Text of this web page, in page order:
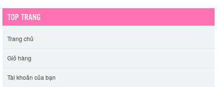
Trang chủ
Giỏ hàng
Tài khoản của bạn